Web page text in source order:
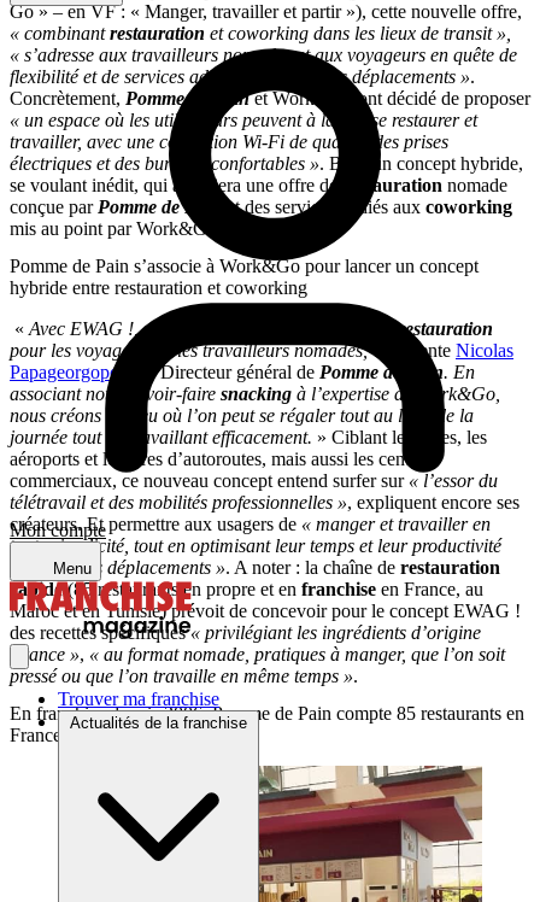
Mon compte
Menu
Trouver ma franchise
Actualités de la franchise
Go » – en VF : « Manger, travailler et partir »), cette nouvelle offre,
« combinantrestauration et coworking dans les lieux de transit »,
« s’adresse aux travailleurs nomades et aux voyageurs en quête de
flexibilité et de services adaptés lors de leurs déplacements ».
Concrètement, Pomme de Painet Work&Go ont décidé de proposer
« un espace où les utilisateurs peuvent à la fois se restaurer et
travailler, avec une connexion Wi-Fi de qualité, des prises
électriques et des bureaux confortables ». Bref, un concept hybride,
se voulant inédit, qui associera une offre de
restauration nomade
conçue par Pomme de Pain et des services dédiés aux coworking
mis au point par Work&Go.
Pomme de Pain s’associe à Work&Go pour lancer un concept
hybride entre restauration et coworking
« Avec EWAG !, nous réinventons l’expérience de restauration
pour les voyageurs et les travailleurs nomades,commente Nicolas
Papageorgopoulos
, Directeur général de Pomme de Pain. En
associant notre savoir-faire snacking à l’expertise de Work&Go,
nous créons un lieu où l’on peut se régaler tout au long de la
journée tout en travaillant efficacement. » Ciblant les gares, les
aéroports et les aires d’autoroutes, mais aussi les centres
commerciaux, ce nouveau concept entend surfer sur « l’essor du
télétravail et des mobilités professionnelles », expliquent encore ses
créateurs. Et permettre aux usagers de « manger et travailler en
toute simplicité, tout en optimisant leur temps et leur productivité
durant leurs déplacements ». A noter : la chaîne de restauration
rapide(85 restaurants en propre et en franchise en France, au
Maroc et en Tunisie) prévoit de concevoir pour le concept EWAG !
des recettes spécifiques« privilégiant les ingrédients d’origine
France », « au format nomade, pratiques à manger, que l’on soit
pressé ou que l’on travaille en même temps ».
En franchise depuis 2006, Pomme de Pain compte 85 restaurants en
France, au Maroc et en Tunisie